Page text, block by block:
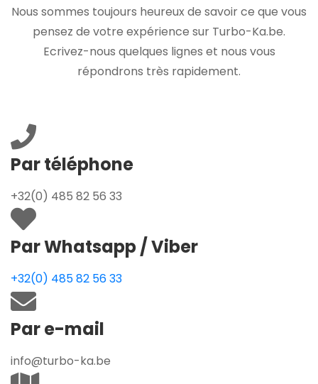
Nous sommes toujours heureux de savoir ce que vous
pensez de votre expérience sur Turbo-Ka.be.
Ecrivez-nous quelques lignes et nous vous
répondrons très rapidement.
Par téléphone
+32(0) 485 82 56 33
Par Whatsapp / Viber
+32(0) 485 82 56 33
Par e-mail
info@turbo-ka.be